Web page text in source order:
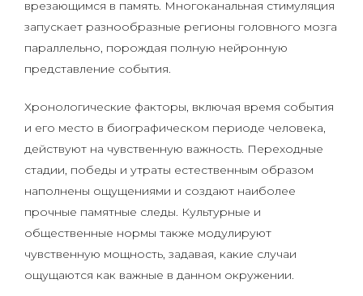
врезающимся в память. Многоканальная стимуляция
запускает разнообразные регионы головного мозга
параллельно, порождая полную нейронную
представление события.
Хронологические факторы, включая время события
и его место в биографическом периоде человека,
действуют на чувственную важность. Переходные
стадии, победы и утраты естественным образом
наполнены ощущениями и создают наиболее
прочные памятные следы. Культурные и
общественные нормы также модулируют
чувственную мощность, задавая, какие случаи
ощущаются как важные в данном окружении.